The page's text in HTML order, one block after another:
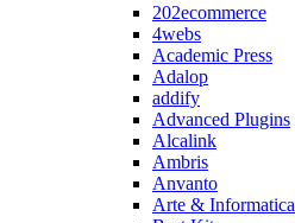
202ecommerce
4webs
Academic Press
Adalop
addify
Advanced Plugins
Alcalink
Ambris
Anvanto
Arte & Informatica